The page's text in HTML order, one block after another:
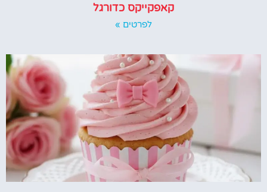
קאפקייקס כדורגל
לפרטים »